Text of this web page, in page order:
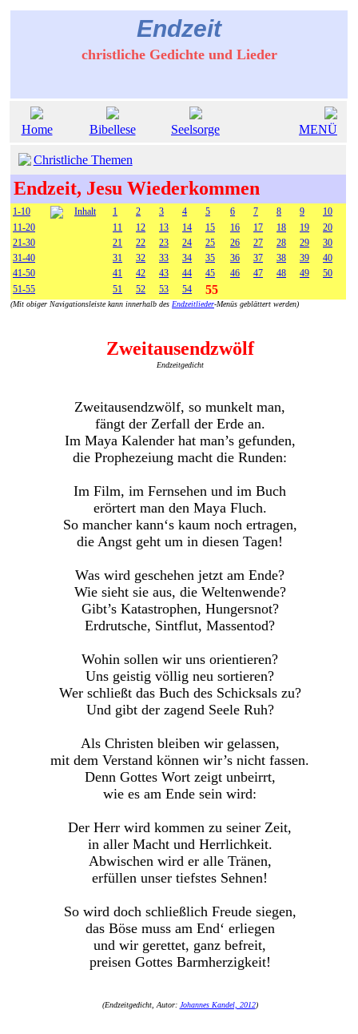
Endzeit
christliche Gedichte und Lieder
Home Bibellese Seelsorge MENÜ
Christliche Themen
Endzeit, Jesu Wiederkommen
1-10 Inhalt 1 2 3 4 5 6 7 8 9
10
11-20
11 12 13 14 15 16 17 18 19
20
21-30
21 22 23 24 25 26 27 28 29
30
31-40
31 32 33 34 35 36 37 38 39
40
41-50
41 42 43 44 45 46 47 48 49
50
51-55
51 52 53 54 55
(Mit obiger Navigationsleiste kann innerhalb des Endzeitlieder-Menüs geblättert werden)
Zweitausendzwölf
Endzeitgedicht
Zweitausendzwölf, so munkelt man,
fängt der Zerfall der Erde an.
Im Maya Kalender hat man’s gefunden,
die Prophezeiung macht die Runden:
Im Film, im Fernsehen und im Buch
erörtert man den Maya Fluch.
So mancher kann‘s kaum noch ertragen,
die Angst geht um in diesen Tagen!
Was wird geschehen jetzt am Ende?
Wie sieht sie aus, die Weltenwende?
Gibt’s Katastrophen, Hungersnot?
Erdrutsche, Sintflut, Massentod?
Wohin sollen wir uns orientieren?
Uns geistig völlig neu sortieren?
Wer schließt das Buch des Schicksals zu?
Und gibt der zagend Seele Ruh?
Als Christen bleiben wir gelassen,
mit dem Verstand können wir’s nicht fassen.
Denn Gottes Wort zeigt unbeirrt,
wie es am Ende sein wird:
Der Herr wird kommen zu seiner Zeit,
in aller Macht und Herrlichkeit.
Abwischen wird er alle Tränen,
erfüllen unser tiefstes Sehnen!
So wird doch schließlich Freude siegen,
das Böse muss am End‘ erliegen
und wir gerettet, ganz befreit,
preisen Gottes Barmherzigkeit!
(Endzeitgedicht, Autor: Johannes Kandel, 2012)